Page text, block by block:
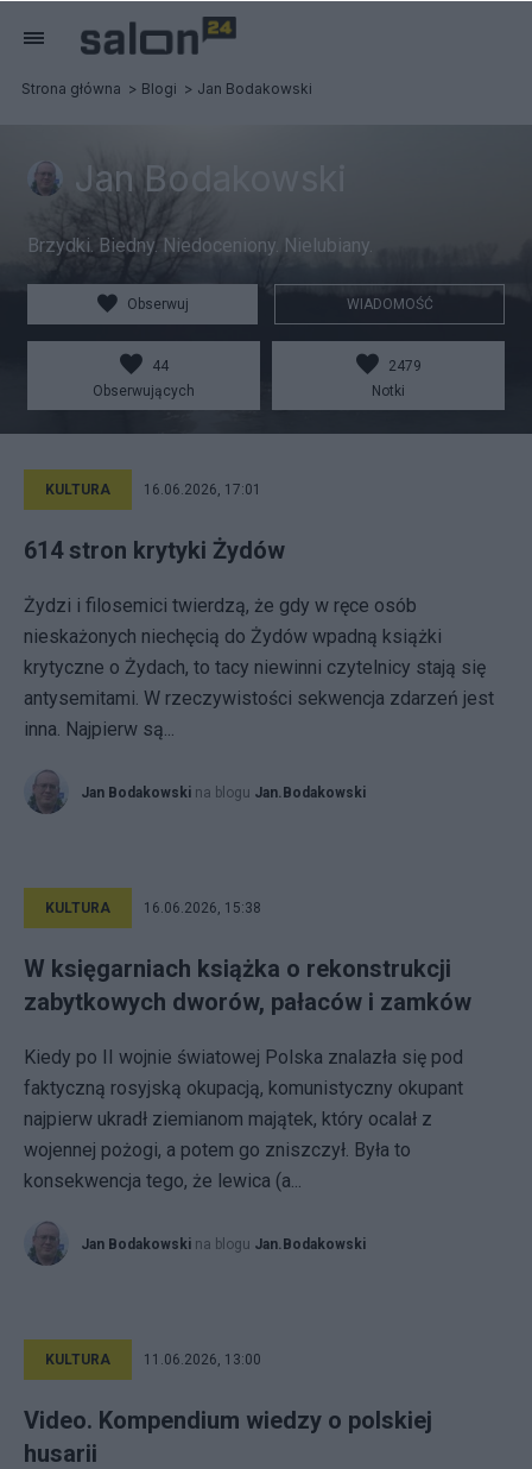
Strona główna Blogi Jan Bodakowski
Jan Bodakowski
Brzydki. Biedny. Niedoceniony. Nielubiany.
Obserwuj WIADOMOŚĆ
44
Obserwujących
2479
Notki
KULTURA 16.06.2026, 17:01
614 stron krytyki Żydów
Żydzi i filosemici twierdzą, że gdy w ręce osób
nieskażonych niechęcią do Żydów wpadną książki
krytyczne o Żydach, to tacy niewinni czytelnicy stają się
antysemitami. W rzeczywistości sekwencja zdarzeń jest
inna. Najpierw są...
Jan Bodakowski na blogu Jan.Bodakowski
KULTURA 16.06.2026, 15:38
W księgarniach książka o rekonstrukcji
zabytkowych dworów, pałaców i zamków
Kiedy po II wojnie światowej Polska znalazła się pod
faktyczną rosyjską okupacją, komunistyczny okupant
najpierw ukradł ziemianom majątek, który ocalał z
wojennej pożogi, a potem go zniszczył. Była to
konsekwencja tego, że lewica (a...
Jan Bodakowski na blogu Jan.Bodakowski
KULTURA 11.06.2026, 13:00
Video. Kompendium wiedzy o polskiej
husarii